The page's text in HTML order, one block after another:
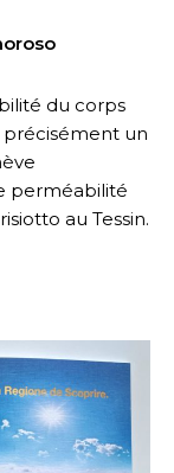
du corps
un
perméabilité
au Tessin.